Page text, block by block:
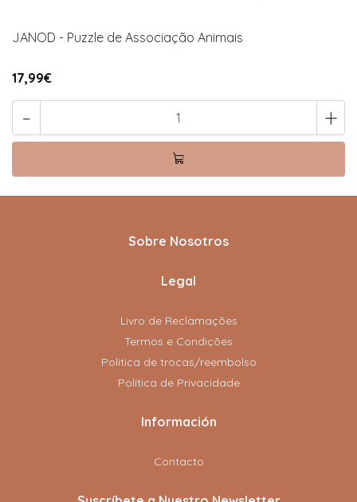
JANOD - Puzzle de Associação Animais
17,99€
- +
Sobre Nosotros
Legal
Livro de Reclamações
Termos e Condições
Politica de trocas/reembolso
Política de Privacidade
Información
Contacto